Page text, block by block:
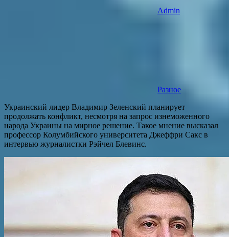
Admin
Разное
Украинский лидер Владимир Зеленский планирует
продолжать конфликт, несмотря на запрос изнеможенного
народа Украины на мирное решение. Такое мнение высказал
профессор Колумбийского университета Джеффри Сакс в
интервью журналистки Рэйчел Блевинс.